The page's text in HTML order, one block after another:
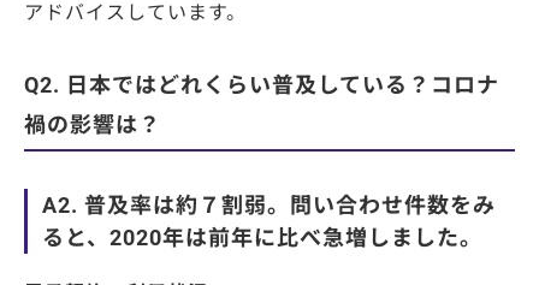
アドバイスしています。
Q2. 日本ではどれくらい普及している？コロナ
禍の影響は？
A2. 普及率は約７割弱。問い合わせ件数をみ
ると、2020年は前年に比べ急増しました。